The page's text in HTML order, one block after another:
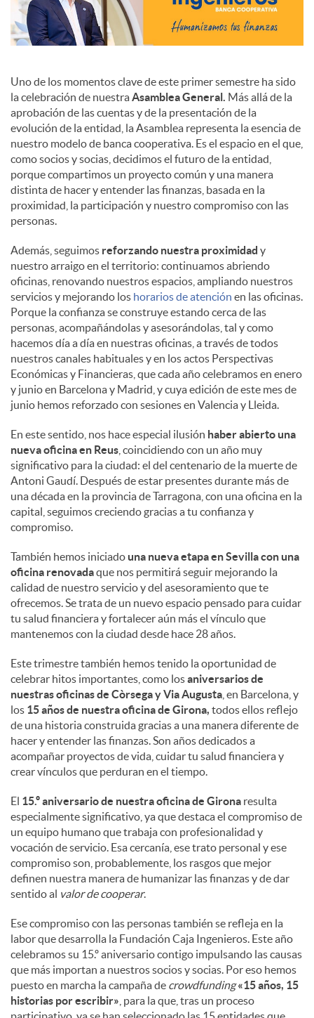
Uno de los momentos clave de este primer semestre ha sido
la celebración de nuestra Asamblea General. Más allá de la
aprobación de las cuentas y de la presentación de la
evolución de la entidad, la Asamblea representa la esencia de
nuestro modelo de banca cooperativa. Es el espacio en el que,
como socios y socias, decidimos el futuro de la entidad,
porque compartimos un proyecto común y una manera
distinta de hacer y entender las finanzas, basada en la
proximidad, la participación y nuestro compromiso con las
personas.
Además, seguimos reforzando nuestra proximidad y
nuestro arraigo en el territorio: continuamos abriendo
oficinas, renovando nuestros espacios, ampliando nuestros
servicios y mejorando los horarios de atención en las oficinas.
Porque la confianza se construye estando cerca de las
personas, acompañándolas y asesorándolas, tal y como
hacemos día a día en nuestras oficinas, a través de todos
nuestros canales habituales y en los actos Perspectivas
Económicas y Financieras, que cada año celebramos en enero
y junio en Barcelona y Madrid, y cuya edición de este mes de
junio hemos reforzado con sesiones en Valencia y Lleida.
En este sentido, nos hace especial ilusión haber abierto una
nueva oficina en Reus , coincidiendo con un año muy
significativo para la ciudad: el del centenario de la muerte de
Antoni Gaudí. Después de estar presentes durante más de
una década en la provincia de Tarragona, con una oficina en la
capital, seguimos creciendo gracias a tu confianza y
compromiso.
También hemos iniciado una nueva etapa en Sevilla con una
oficina renovadaque nos permitirá seguir mejorando la
calidad de nuestro servicio y del asesoramiento que te
ofrecemos. Se trata de un nuevo espacio pensado para cuidar
tu salud financiera y fortalecer aún más el vínculo que
mantenemos con la ciudad desde hace 28 años.
Este trimestre también hemos tenido la oportunidad de
celebrar hitos importantes, como losaniversarios de
nuestras oficinas de Còrsega y Via Augusta , en Barcelona, y
los 15 años de nuestra oficina de Girona, todos ellos reflejo
de una historia construida gracias a una manera diferente de
hacer y entender las finanzas. Son años dedicados a
acompañar proyectos de vida, cuidar tu salud financiera y
crear vínculos que perduran en el tiempo.
El 15.º aniversario de nuestra oficina de Girona resulta
especialmente significativo, ya que destaca el compromiso de
un equipo humano que trabaja con profesionalidad y
vocación de servicio. Esa cercanía, ese trato personal y ese
compromiso son, probablemente, los rasgos que mejor
definen nuestra manera de humanizar las finanzas y de dar
sentido al valor de cooperar.
Ese compromiso con las personas también se refleja en la
labor que desarrolla la Fundación Caja Ingenieros. Este año
celebramos su 15.º aniversario contigo impulsando las causas
que más importan a nuestros socios y socias. Por eso hemos
puesto en marcha la campaña de crowdfunding «15 años, 15
historias por escribir» , para la que, tras un proceso